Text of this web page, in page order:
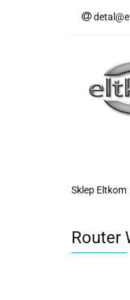
Sklep Eltkom
Router